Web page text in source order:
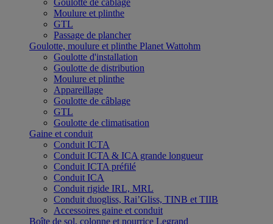
Goulotte de câblage
Moulure et plinthe
GTL
Passage de plancher
Goulotte, moulure et plinthe Planet Wattohm
Goulotte d'installation
Goulotte de distribution
Moulure et plinthe
Appareillage
Goulotte de câblage
GTL
Goulotte de climatisation
Gaine et conduit
Conduit ICTA
Conduit ICTA & ICA grande longueur
Conduit ICTA préfilé
Conduit ICA
Conduit rigide IRL, MRL
Conduit duogliss, Rai’Gliss, TINB et TIIB
Accessoires gaine et conduit
Boîte de sol, colonne et nourrice Legrand